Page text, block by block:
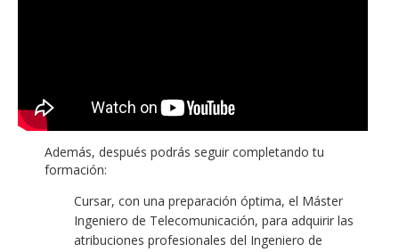
Además, después podrás seguir completando tu
formación:
Cursar, con una preparación óptima, el Máster
Ingeniero de Telecomunicación, para adquirir las
atribuciones profesionales del Ingeniero de